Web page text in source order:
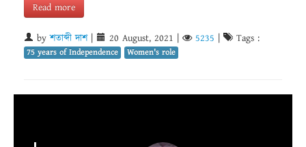
Read more
byশতাব্দী দাশ| 20 August, 2021 5235 Tags :
75 years of Independence Women's role